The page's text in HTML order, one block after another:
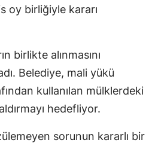
oy birliğiyle kararı
birlikte alınmasını
Belediye, mali yükü
kullanılan mülklerdeki
hedefliyor.
sorunun kararlı bir